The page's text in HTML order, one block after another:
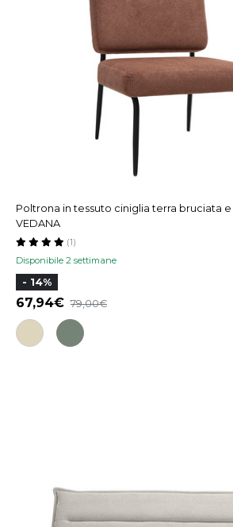
Poltrona in tessuto ciniglia terra bruciata
VEDANA
Disponibile 2 settimane
(1)
- 14%
67,94 79,00